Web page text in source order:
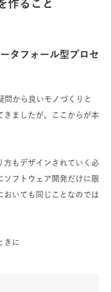
作ること
タフォール型プロセ
問から良いモノづくりと
きましたが、ここからが本
方もデザインされていく必
ソフトウェア開発だけに限
おいても同じことなのでは
きに